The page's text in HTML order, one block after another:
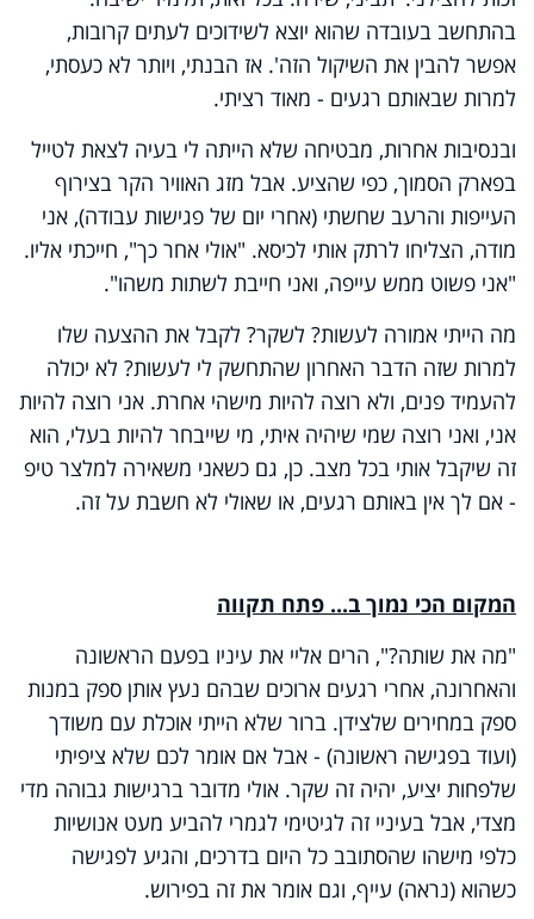
בהתחשב בעובדה שהוא יוצא לשידוכים לעתים קרובות,
אפשר להבין את השיקול הזה'. אז הבנתי, ויותר לא כעסתי,
למרות שבאותם רגעים - מאוד רציתי.
ובנסיבות אחרות, מבטיחה שלא הייתה לי בעיה לצאת לטייל
בפארק הסמוך, כפי שהציע. אבל מזג האוויר הקר בצירוף
העייפות והרעב שחשתי (אחרי יום של פגישות עבודה), אני
מודה, הצליחו לרתק אותי לכיסא. "אולי אחר כך", חייכתי אליו.
"אני פשוט ממש עייפה, ואני חייבת לשתות משהו".
מה הייתי אמורה לעשות? לשקר? לקבל את ההצעה שלו
למרות שזה הדבר האחרון שהתחשק לי לעשות? לא יכולה
להעמיד פנים, ולא רוצה להיות מישהי אחרת. אני רוצה להיות
אני, ואני רוצה שמי שיהיה איתי, מי שייבחר להיות בעלי, הוא
זה שיקבל אותי בכל מצב. כן, גם כשאני משאירה למלצר טיפ
- אם לך אין באותם רגעים, או שאולי לא חשבת על זה.
המקום הכי נמוך ב... פתח תקווה
"מה את שותה?", הרים אליי את עיניו בפעם הראשונה
והאחרונה, אחרי רגעים ארוכים שבהם נעץ אותן ספק במנות
ספק במחירים שלצידן. ברור שלא הייתי אוכלת עם משודך
(ועוד בפגישה ראשונה) - אבל אם אומר לכם שלא ציפיתי
שלפחות יציע, יהיה זה שקר. אולי מדובר ברגישות גבוהה מדי
מצדי, אבל בעיניי זה לגיטימי לגמרי להביע מעט אנושיות
כלפי מישהו שהסתובב כל היום בדרכים, והגיע לפגישה
כשהוא (נראה) עייף, וגם אומר את זה בפירוש.